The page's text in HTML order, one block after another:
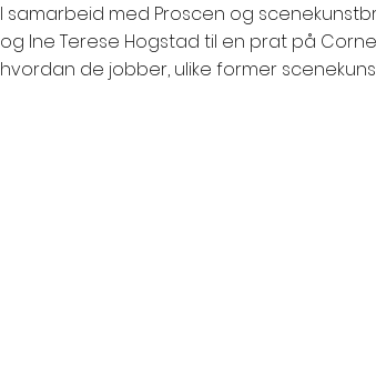
I samarbeid med Proscen og
og Ine Terese Hogstad til en prat på
hvordan de jobber, ulike former